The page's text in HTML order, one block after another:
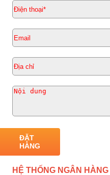
ĐẶT
HÀNG
HỆ THỐNG NGÂN HÀNG